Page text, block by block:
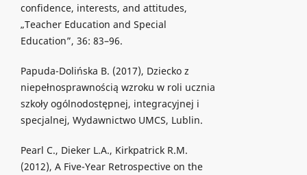
confidence, interests, and attitudes,
„Teacher Education and Special
Education”, 36: 83–96.
Papuda-Dolińska B. (2017), Dziecko z
niepełnosprawnością wzroku w roli ucznia
szkoły ogólnodostępnej, integracyjnej i
specjalnej, Wydawnictwo UMCS, Lublin.
Pearl C., Dieker L.A., Kirkpatrick R.M.
(2012), A Five-Year Retrospective on the